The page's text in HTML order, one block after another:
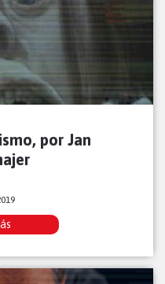
por Jan